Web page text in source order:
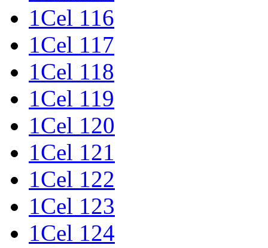
1Cel 116
1Cel 117
1Cel 118
1Cel 119
1Cel 120
1Cel 121
1Cel 122
1Cel 123
1Cel 124